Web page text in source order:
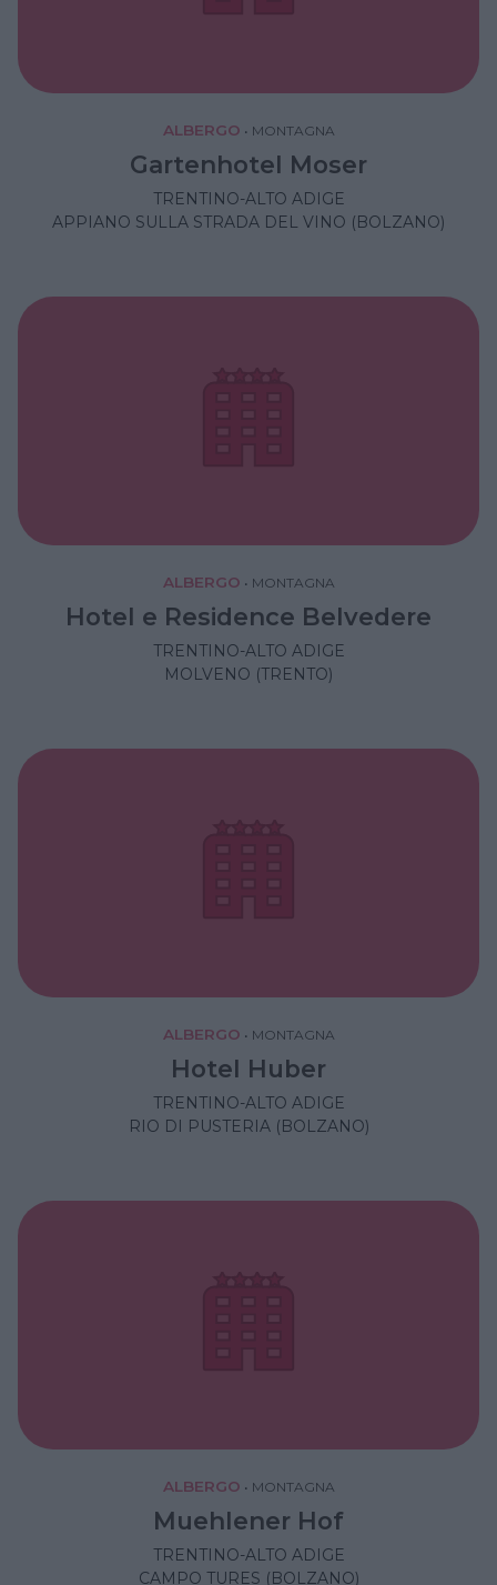
ALBERGO • MONTAGNA
Gartenhotel Moser
TRENTINO-ALTO ADIGE
APPIANO SULLA STRADA DEL VINO (BOLZANO)
ALBERGO • MONTAGNA
Hotel e Residence Belvedere
TRENTINO-ALTO ADIGE
MOLVENO (TRENTO)
ALBERGO • MONTAGNA
Hotel Huber
TRENTINO-ALTO ADIGE
RIO DI PUSTERIA (BOLZANO)
ALBERGO • MONTAGNA
Muehlener Hof
TRENTINO-ALTO ADIGE
CAMPO TURES (BOLZANO)